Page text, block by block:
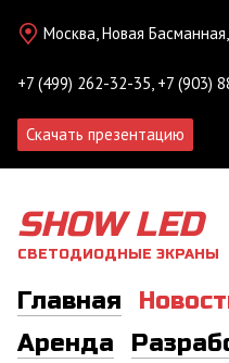
Москва, Новая
+7 (499) 262-32-35, +7 (903)
Скачать презентацию
SHOW LED
СВЕТОДИОДНЫЕ ЭКРАНЫ
Главная
Аренда